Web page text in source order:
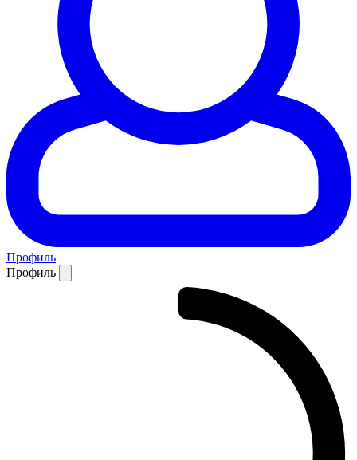
Профиль
Профиль